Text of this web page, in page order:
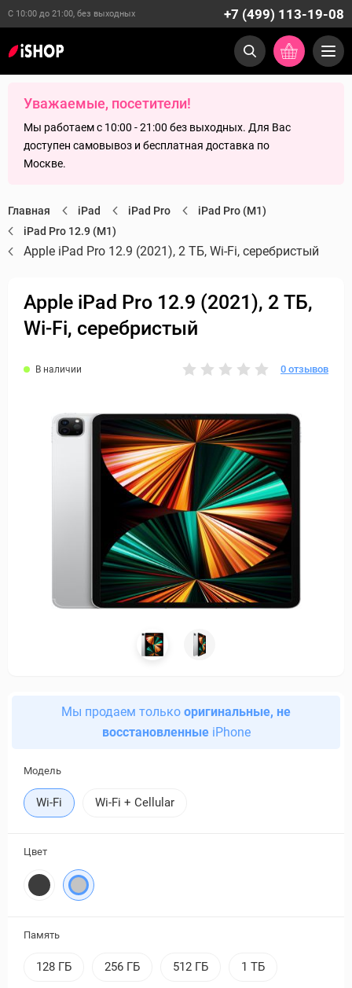
С 10:00 до 21:00, без выходных +7 (499) 113-19-08
Уважаемые, посетители!
Мы работаем с 10:00 - 21:00 без выходных. Для Вас
доступен самовывоз и бесплатная доставка по
Москве.
Главная iPad iPad Pro
iPad Pro (M1)
iPad Pro 12.9 (M1)
Apple iPad Pro 12.9 (2021), 2 ТБ, Wi-Fi, серебристый
Apple iPad Pro 12.9 (2021), 2 ТБ,
Wi-Fi, серебристый
В наличии 0 отзывов
Мы продаем только оригинальные, не
восстановленныеiPhone
Модель
Wi-Fi Wi-Fi + Cellular
Цвет
Память
128 ГБ 256 ГБ 512 ГБ 1 ТБ